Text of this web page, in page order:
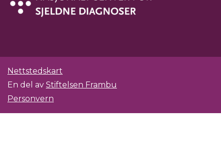
Nettstedskart
En del av Stiftelsen Frambu
Personvern